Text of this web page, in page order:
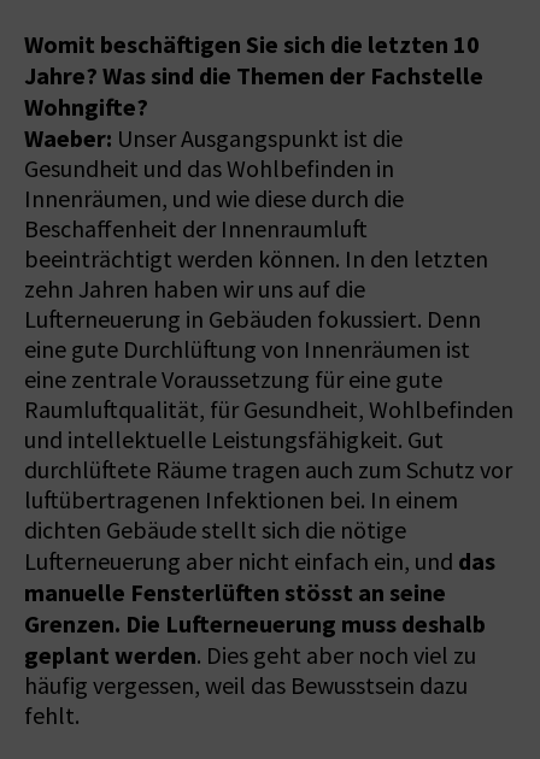
Womit beschäftigen Sie sich die letzten 10
Jahre? Was sind die Themen der Fachstelle
Wohngifte?
Waeber: Unser Ausgangspunkt ist die
Gesundheit und das Wohlbefinden in
Innenräumen, und wie diese durch die
Beschaffenheit der Innenraumluft
beeinträchtigt werden können. In den letzten
zehn Jahren haben wir uns auf die
Lufterneuerung in Gebäuden fokussiert. Denn
eine gute Durchlüftung von Innenräumen ist
eine zentrale Voraussetzung für eine gute
Raumluftqualität, für Gesundheit, Wohlbefinden
und intellektuelle Leistungsfähigkeit. Gut
durchlüftete Räume tragen auch zum Schutz vor
luftübertragenen Infektionen bei. In einem
dichten Gebäude stellt sich die nötige
Lufterneuerung aber nicht einfach ein, und das
manuelle Fensterlüften stösst an seine
Grenzen. Die Lufterneuerung muss deshalb
geplant werden. Dies geht aber noch viel zu
häufig vergessen, weil das Bewusstsein dazu
fehlt.